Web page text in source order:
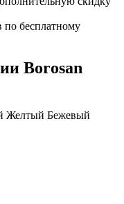
по бесплатному
Borosan
Желтый Бежевый